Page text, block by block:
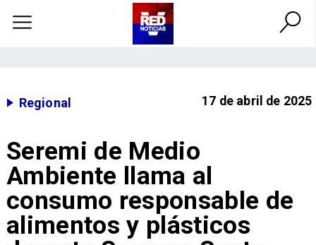
Regional 17 de abril de 2025
Seremi de Medio
Ambiente llama al
consumo responsable de
alimentos y plásticos